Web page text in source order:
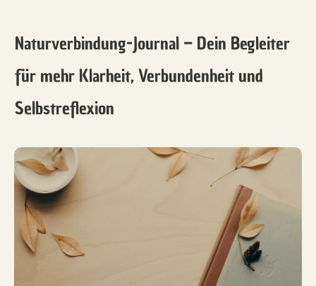
Naturverbindung-Journal – Dein Begleiter
für mehr Klarheit, Verbundenheit und
Selbstreflexion